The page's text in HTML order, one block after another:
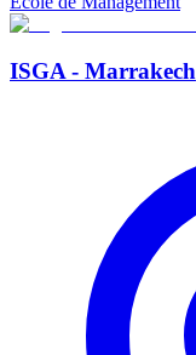
ISGA - Marrakech